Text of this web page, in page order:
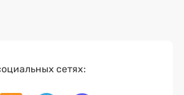
сетях: